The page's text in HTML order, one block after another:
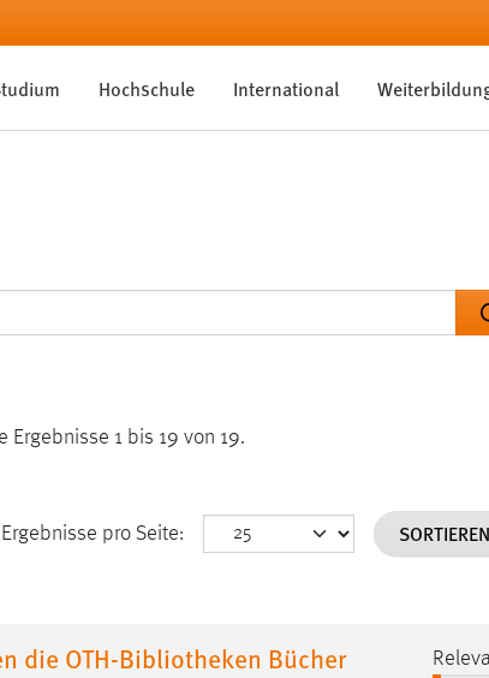
Hochschule International
Ergebnisse 1 bis 19 von 19.
Ergebnisse pro Seite:
die OTH-Bibliotheken Bücher